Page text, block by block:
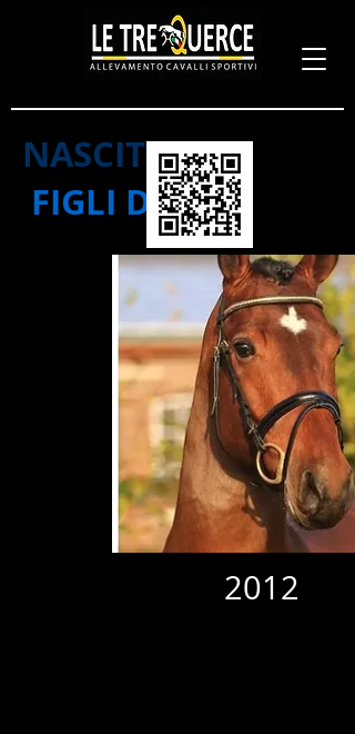
NASCITE 2020
FIGLI DI ...
2012